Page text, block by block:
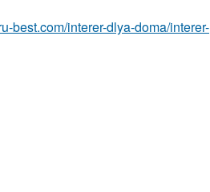
best.com/interer-dlya-doma/interer-